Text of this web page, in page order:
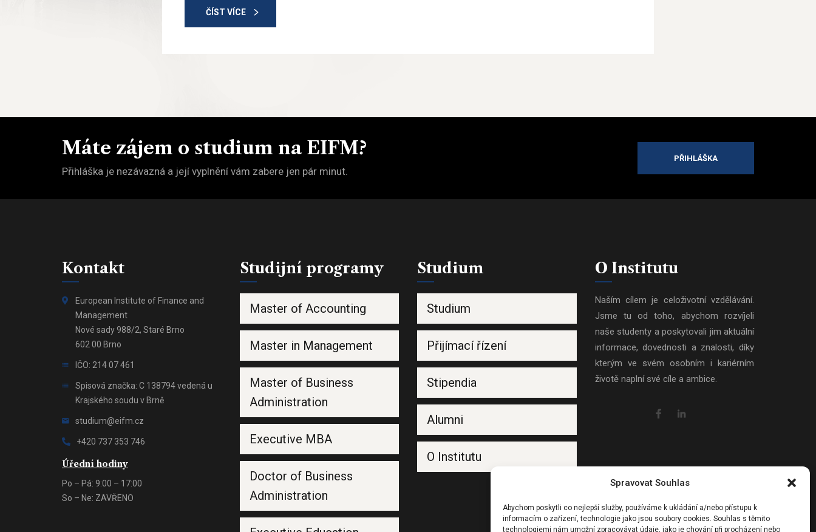
Spravovat Souhlas
Abychom poskytli co nejlepší služby, používáme k ukládání a/nebo přístupu k
informacím o zařízení, technologie jako jsou soubory cookies. Souhlas s těmito
technologiemi nám umožní zpracovávat údaje, jako je chování při procházení nebo
ČÍST VÍCE
Máte zájem o studium na EIFM?
Přihláška je nezávazná a její vyplnění vám zabere jen pár minut.
PŘIHLÁŠKA
Kontakt
European Institute of Finance and
Management
Nové sady 988/2, Staré Brno
602 00 Brno
IČO: 214 07 461
Spisová značka: C 138794 vedená u
Krajského soudu v Brně
studium@eifm.cz
+420 737 353 746
Úřední hodiny
Po – Pá: 9:00 – 17:00
So – Ne: ZAVŘENO
Studijní programy
Master of Accounting
Master in Management
Master of Business
Administration
Executive MBA
Doctor of Business
Administration
Studium
Studium
Přijímací řízení
Stipendia
Alumni
O Institutu
O Institutu
Naším cílem je celoživotní vzdělávání.
Jsme tu od toho, abychom rozvíjeli
naše studenty a poskytovali jim aktuální
informace, dovednosti a znalosti, díky
kterým ve svém osobním i kariérním
životě naplní své cíle a ambice.